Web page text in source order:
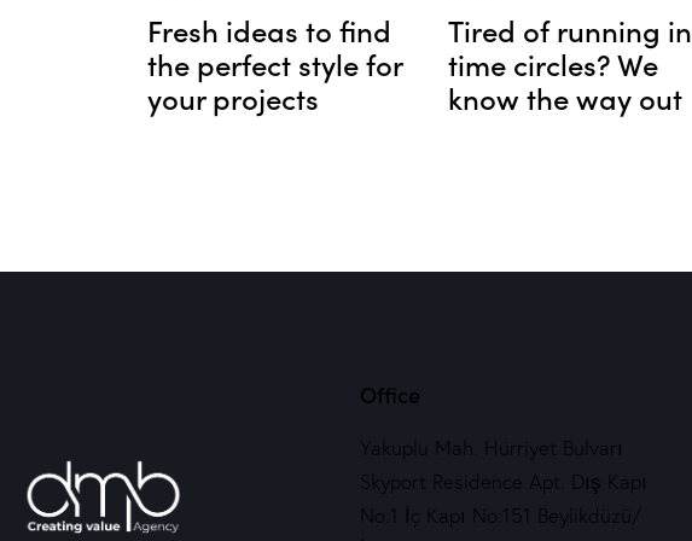
Fresh ideas to find
the perfect style for
your projects
Tired of running in
time circles? We
know the way out
Office
Yakuplu Mah. Hürriyet Bulvarı
Skyport Residence Apt. Dış Kapı
No:1 İç Kapı No:151 Beylikdüzü/